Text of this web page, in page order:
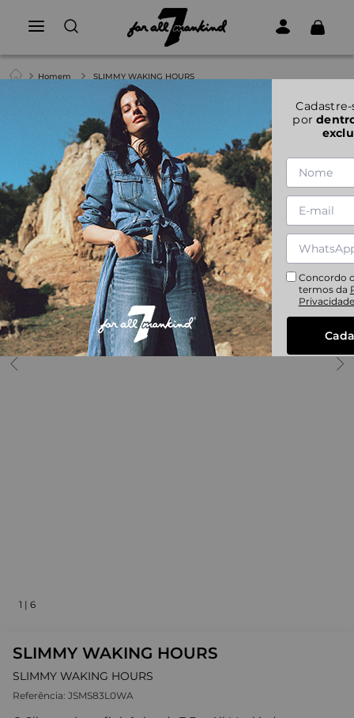
Homem SLIMMY WAKING HOURS
1 | 6
SLIMMY WAKING HOURS
SLIMMY WAKING HOURS
Referência: JSMS83L0WA
por
Concordo
termos da
Privacidade